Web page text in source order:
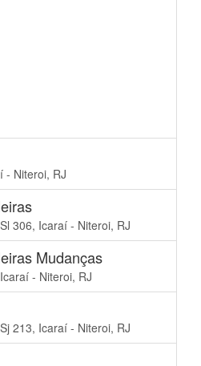
- Niteroi, RJ
306, Icaraí - Niteroi, RJ
Mudanças
- Niteroi, RJ
213, Icaraí - Niteroi, RJ